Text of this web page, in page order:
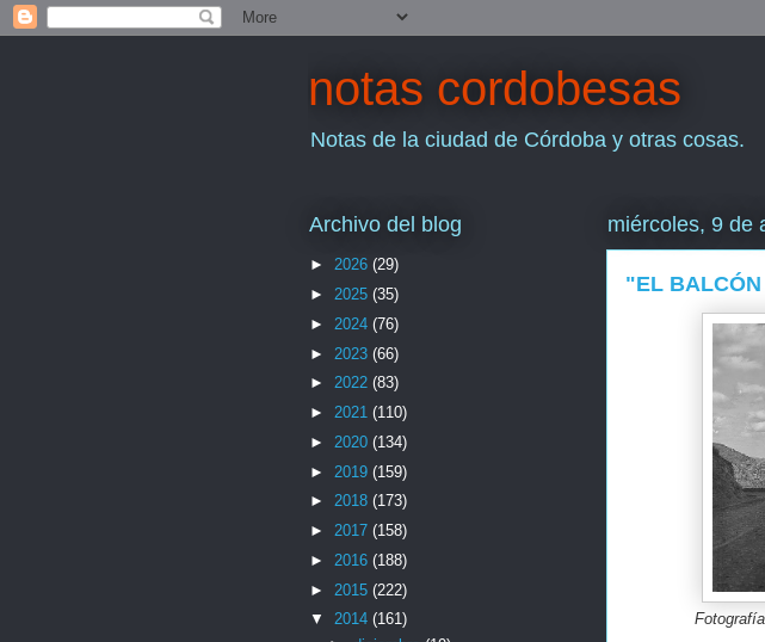
notas cordobesas
Notas de la ciudad de Córdoba y otras cosas.
miércoles, 9 de
"EL BALCÓN
Archivo del blog
► 2026 (29)
► 2025 (35)
► 2024 (76)
► 2023 (66)
► 2022 (83)
► 2021 (110)
► 2020 (134)
► 2019 (159)
► 2018 (173)
► 2017 (158)
► 2016 (188)
► 2015 (222)
▼ 2014 (161)